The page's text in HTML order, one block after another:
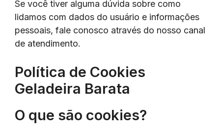
Se você tiver alguma dúvida sobre como
lidamos com dados do usuário e informações
pessoais, fale conosco através do nosso canal
de atendimento.
Política de Cookies
Geladeira Barata
O que são cookies?